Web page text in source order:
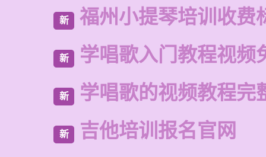
新 福州小提琴培训收费
新 学唱歌入门教程视频
新 学唱歌的视频教程完
新 吉他培训报名官网